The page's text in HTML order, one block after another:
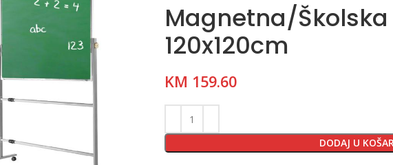
Magnetna/Školska
120x120cm
KM 159.60
DODAJ U